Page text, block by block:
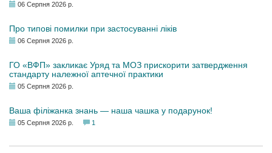
06 Серпня 2026 р.
Про типові помилки при застосуванні ліків
06 Серпня 2026 р.
ГО «ВФП» закликає Уряд та МОЗ прискорити затвердження
стандарту належної аптечної практики
05 Серпня 2026 р.
Ваша філіжанка знань — наша чашка у подарунок!
05 Серпня 2026 р. 1